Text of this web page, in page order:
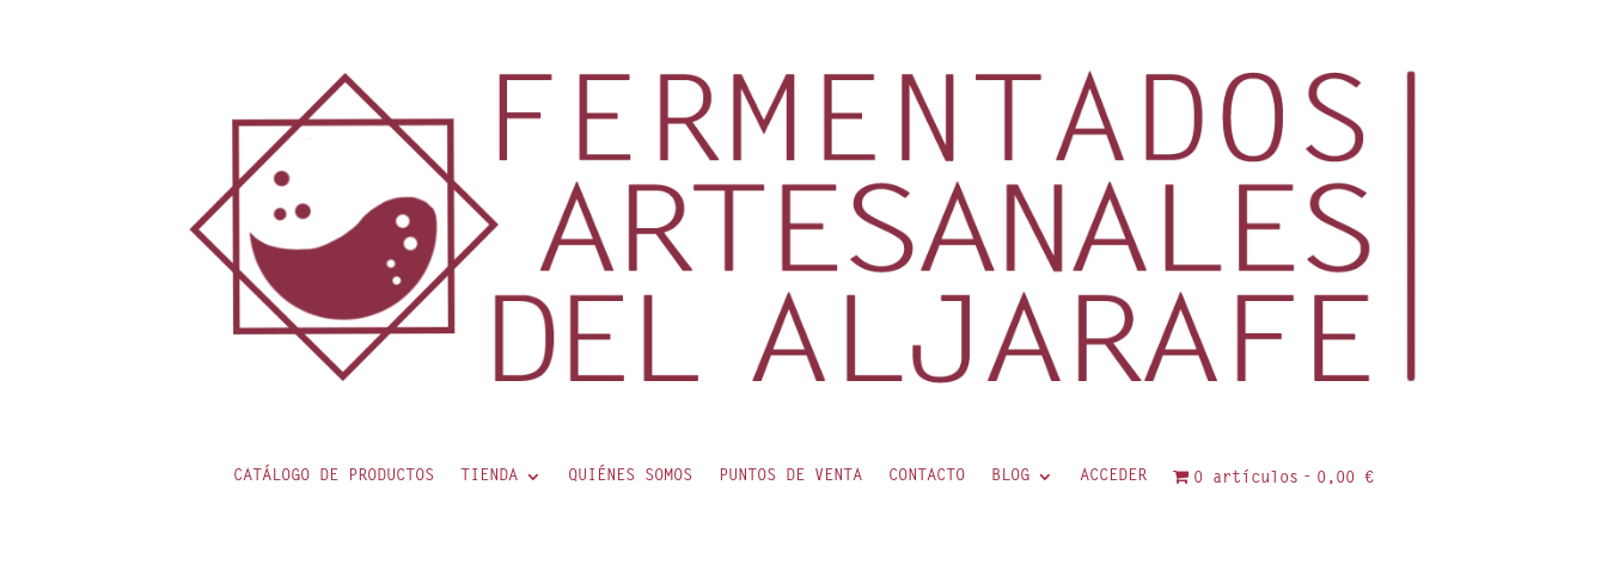
CATÁLOGO DE PRODUCTOS TIENDA QUIÉNES SOMOS PUNTOS DE VENTA CONTACTO BLOG ACCEDER 0 artículos 0,00 €